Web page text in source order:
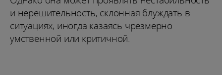
и нерешительность, склонная блуждать в
ситуациях, иногда казаясь чрезмерно
умственной или критичной.